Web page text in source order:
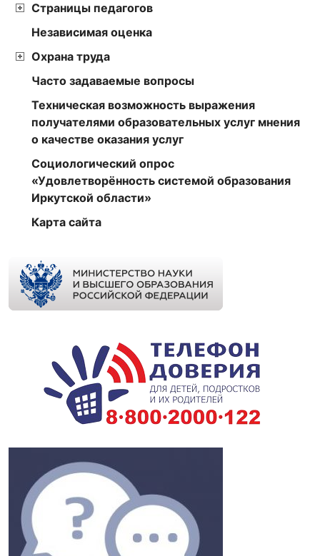
Страницы педагогов
Независимая оценка
Охрана труда
Часто задаваемые вопросы
Техническая возможность выражения
получателями образовательных услуг мнения
о качестве оказания услуг
Социологический опрос
«Удовлетворённость системой образования
Иркутской области»
Карта сайта